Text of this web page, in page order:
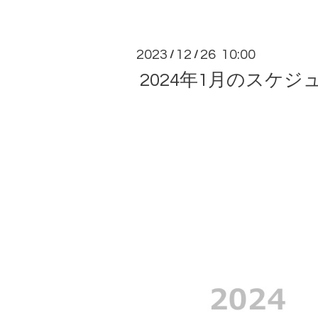
2023 / 12 / 26 10:00
2024年1月のスケジ